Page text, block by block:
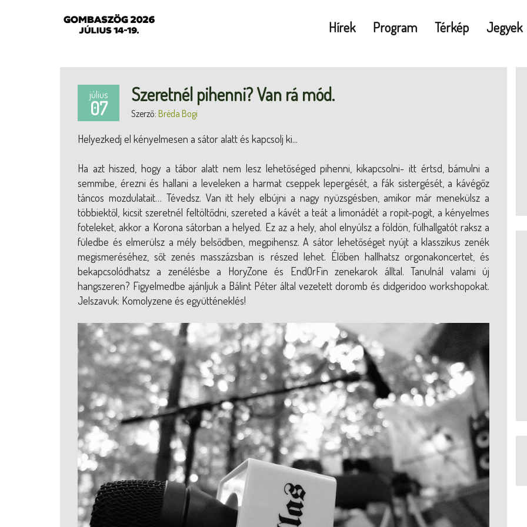
Hírek Program Térkép Jegyek
július
07
Szeretnél pihenni? Van rá mód.
Szerző: Bréda Bogi
Helyezkedj el kényelmesen a sátor alatt és kapcsolj ki...
Ha azt hiszed, hogy a tábor alatt nem lesz lehetőséged pihenni, kikapcsolni- itt értsd, bámulni a
semmibe, érezni és hallani a leveleken a harmat cseppek lepergését, a fák sistergését, a kávégőz
táncos mozdulatait… Tévedsz. Van itt hely elbújni a nagy nyüzsgésben, amikor már menekülsz a
többiektől, kicsit szeretnél feltöltődni, szereted a kávét a teát a limonádét a ropit-pogit, a kényelmes
foteleket, akkor a Korona sátorban a helyed. Ez az a hely, ahol elnyúlsz a földön, fülhallgatót raksz a
füledbe és elmerülsz a mély belsődben, megpihensz. A sátor lehetőséget nyújt a klasszikus zenék
megismeréséhez, sőt zenés masszázsban is részed lehet. Élőben hallhatsz orgonakoncertet, és
bekapcsolódhatsz a zenélésbe a HoryZone és EndOrFin zenekarok álltal. Tanulnál valami új
hangszeren? Figyelmedbe ajánljuk a Bálint Péter által vezetett doromb és didgeridoo workshopokat.
Jelszavuk: Komolyzene és együtténeklés!